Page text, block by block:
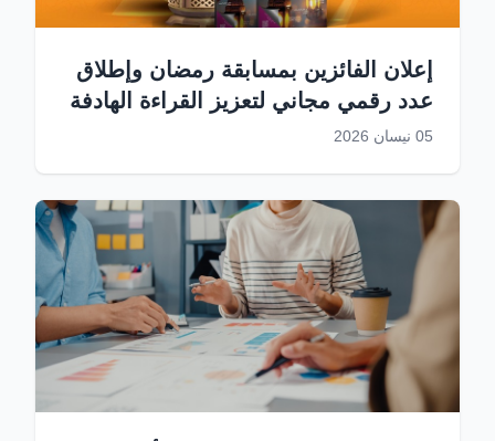
إعلان الفائزين بمسابقة رمضان وإطلاق
عدد رقمي مجاني لتعزيز القراءة الهادفة
05 نيسان 2026